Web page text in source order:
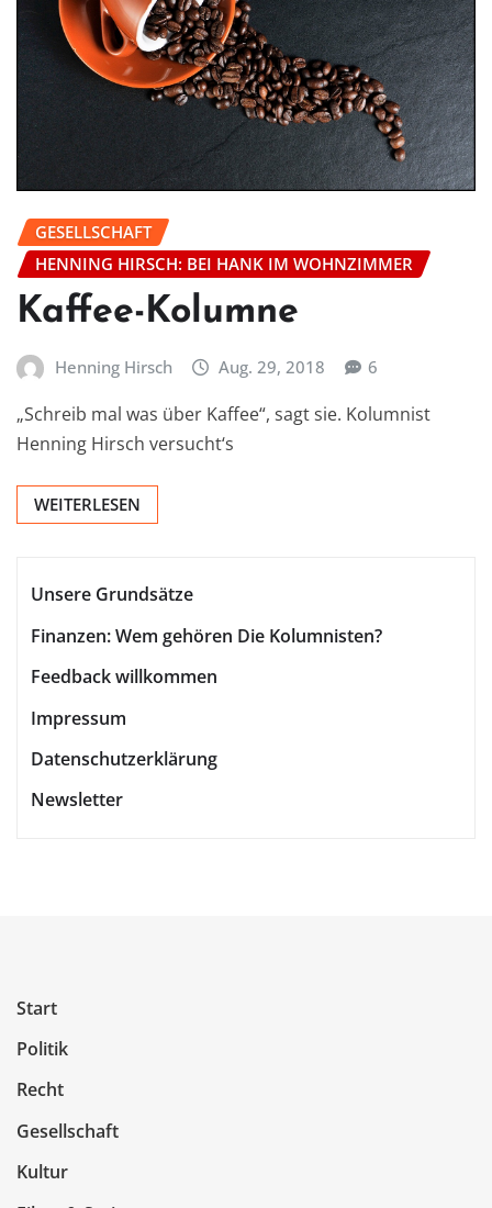
GESELLSCHAFT
HENNING HIRSCH: BEI HANK IM WOHNZIMMER
Kaffee-Kolumne
Henning Hirsch Aug. 29, 2018 6
„Schreib mal was über Kaffee“, sagt sie. Kolumnist
Henning Hirsch versucht‘s
WEITERLESEN
Unsere Grundsätze
Finanzen: Wem gehören Die Kolumnisten?
Feedback willkommen
Impressum
Datenschutzerklärung
Newsletter
Start
Politik
Recht
Gesellschaft
Kultur